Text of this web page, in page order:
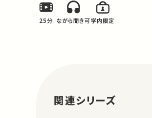
25分 ながら聞き可学内限定
関連シリーズ